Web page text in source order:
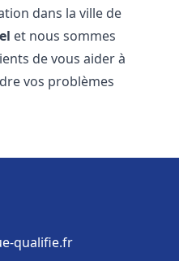
dans la ville de
et nous sommes
de vous aider à
vos problèmes
qualifie.fr